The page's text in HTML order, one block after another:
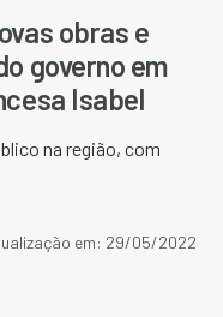
obras e
governo em
Isabel
na região, com
em: 29/05/2022